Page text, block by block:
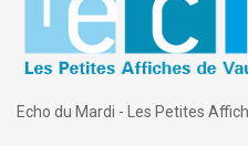
Echo du Mardi - Les Petites